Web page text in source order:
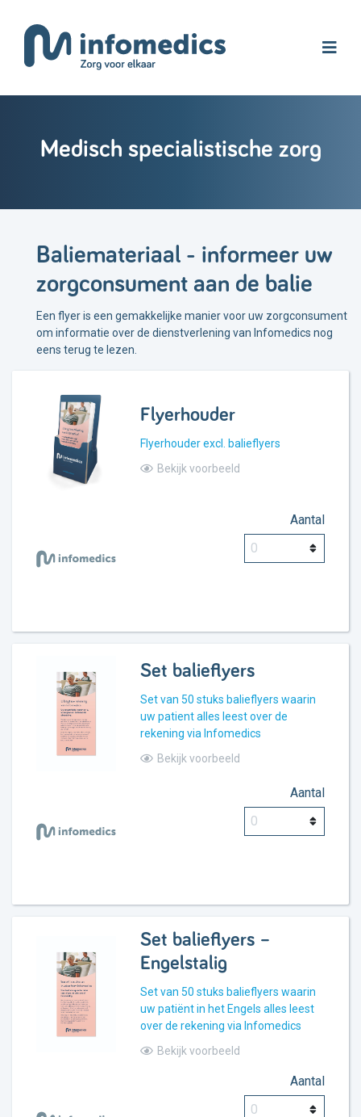
Medisch specialistische zorg
Baliemateriaal - informeer uw
zorgconsument aan de balie
Een flyer is een gemakkelijke manier voor uw zorgconsument
om informatie over de dienstverlening van Infomedics nog
eens terug te lezen.
Flyerhouder
Flyerhouder excl. balieflyers
Bekijk voorbeeld
Aantal
Set balieflyers
Set van 50 stuks balieflyers waarin
uw patient alles leest over de
rekening via Infomedics
Bekijk voorbeeld
Aantal
Set balieflyers –
Engelstalig
Set van 50 stuks balieflyers waarin
uw patiënt in het Engels alles leest
over de rekening via Infomedics
Bekijk voorbeeld
Aantal